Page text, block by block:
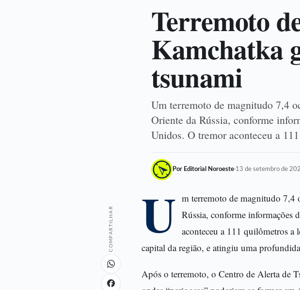
Terremoto
Kamchatka
tsunami
Um terremoto de magnitudo 7,4
Oriente da Rússia, conforme
Unidos. O tremor aconteceu a
Por Editorial Noroeste·13 de setembro de
COMPARTILHAR U m terremoto de magnitudo 7,4
Rússia, conforme informações
aconteceu a 111 quilômetros a
capital da região, e atingiu uma
Após o terremoto, o Centro de Alerta de